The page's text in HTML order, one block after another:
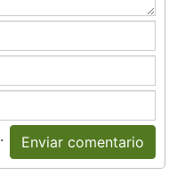
. Enviar comentario